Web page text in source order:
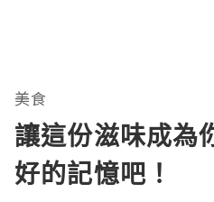
美食
讓這份滋味成為
好的記憶吧！